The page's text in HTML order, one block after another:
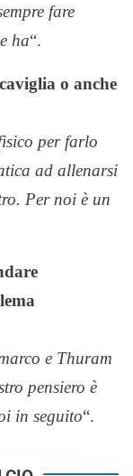
fare
ha“.
o anche
per farlo
ad allenarsi
Per noi è un
e Thuram
pensiero è
in seguito“.